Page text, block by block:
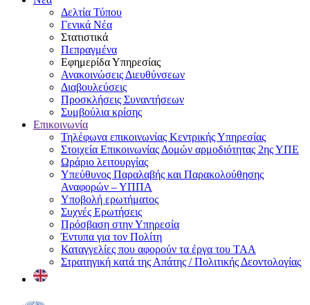
Δελτία Τύπου
Γενικά Νέα
Στατιστικά
Πεπραγμένα
Εφημερίδα Υπηρεσίας
Ανακοινώσεις Διευθύνσεων
Διαβουλεύσεις
Προσκλήσεις Συναντήσεων
Συμβούλια κρίσης
Επικοινωνία
Τηλέφωνα επικοινωνίας Κεντρικής Υπηρεσίας
Στοιχεία Επικοινωνίας Δομών αρμοδιότητας 2ης ΥΠΕ
Ωράριο λειτουργίας
Υπεύθυνος Παραλαβής και Παρακολούθησης
Αναφορών – ΥΠΠΑ
Υποβολή ερωτήματος
Συχνές Ερωτήσεις
Πρόσβαση στην Υπηρεσία
Έντυπα για τον Πολίτη
Καταγγελίες που αφορούν τα έργα του ΤΑΑ
Στρατηγική κατά της Απάτης / Πολιτικής Δεοντολογίας